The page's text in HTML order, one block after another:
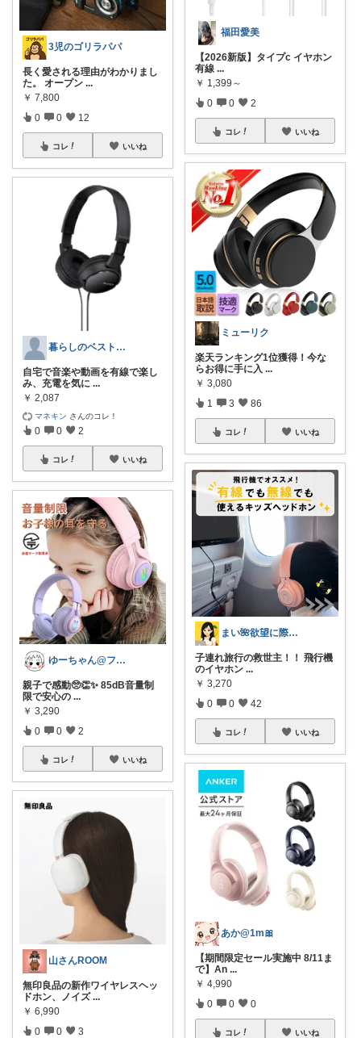
3児のゴリラパパ
長く愛される理由がわかりまし
た。 オープン ...
￥ 7,800
0 0 12
コレ いいね
暮らしのベストバイ案内所
自宅で音楽や動画を有線で楽し
み、充電を気に ...
￥ 2,087
マネキン さんのコレ！
0 0 2
コレ いいね
ゆーちゃん@フォロワーさまから購入💕
親子で感動🥺👏✨ 85dB音量制
限で安心の ...
￥ 3,290
0 0 2
コレ いいね
山さんROOM
無印良品の新作ワイヤレスヘッ
ドホン、ノイズ ...
￥ 6,990
0 0 3
福田愛美
【2026新版】タイプc イヤホン
有線 ...
￥ 1,399～
0 0 2
コレ いいね
ミューリク
楽天ランキング1位獲得！今な
らお得に手に入 ...
￥ 3,080
1 3 86
コレ いいね
まい🌺欲望に際限なしフルタイムワーママ
子連れ旅行の救世主！！ 飛行機
のイヤホン ...
￥ 3,270
0 0 42
コレ いいね
あか@1m🎀
【期間限定セール実施中 8/11ま
で】An ...
￥ 4,990
0 0 0
コレ いいね